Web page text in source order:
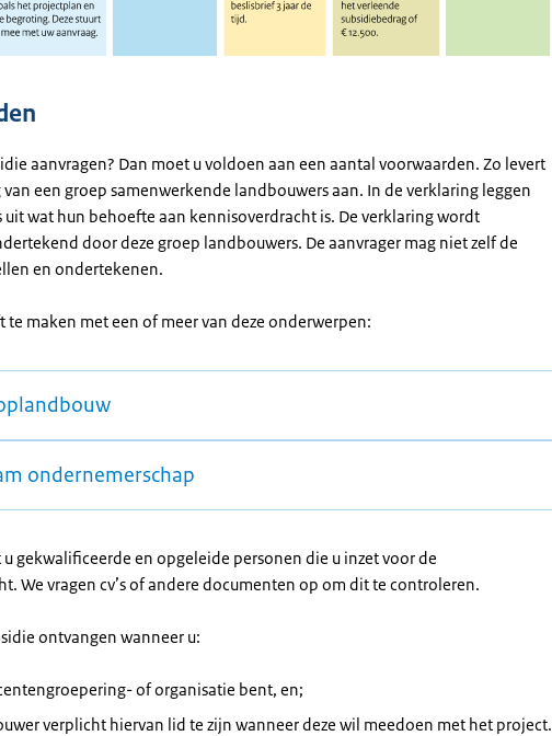
aanvragen? Dan moet u voldoen aan een aantal voorwaarden. Zo levert
van een groep samenwerkende landbouwers aan. In de verklaring leggen
wat hun behoefte aan kennisoverdracht is. De verklaring wordt
door deze groep landbouwers. De aanvrager mag niet zelf de
en ondertekenen.
te maken met een of meer van deze onderwerpen:
ondernemerschap
u gekwalificeerde en opgeleide personen die u inzet voor de
We vragen cv’s of andere documenten op om dit te controleren.
ontvangen wanneer u:
of organisatie bent, en;
verplicht hiervan lid te zijn wanneer deze wil meedoen met het project.